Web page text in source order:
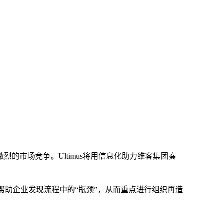
的市场竞争。Ultimus将用信息化助力维客集团奏
企业发现流程中的“瓶颈”，从而重点进行组织再造